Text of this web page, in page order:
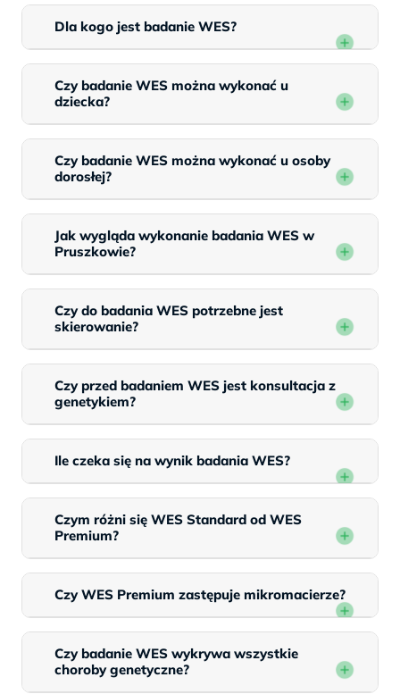
Dla kogo jest badanie WES?
Czy badanie WES można wykonać u
dziecka?
Czy badanie WES można wykonać u osoby
dorosłej?
Jak wygląda wykonanie badania WES w
Pruszkowie?
Czy do badania WES potrzebne jest
skierowanie?
Czy przed badaniem WES jest konsultacja z
genetykiem?
Ile czeka się na wynik badania WES?
Czym różni się WES Standard od WES
Premium?
Czy WES Premium zastępuje mikromacierze?
Czy badanie WES wykrywa wszystkie
choroby genetyczne?